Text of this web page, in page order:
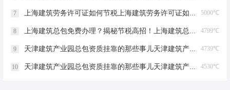
5000℃
7 上海建筑劳务许可证如何节税上海建筑劳务许可证如何节税
4799℃
8 上海建筑总包免费办理？揭秘节税高招！上海建筑总包免费办理吗？
4739℃
9 天津建筑产业园总包资质挂靠的那些事儿天津建筑产业园总包资质挂靠
4530℃
10 天津建筑产业园总包资质挂靠的那些事儿天津建筑产业园总包资质挂靠